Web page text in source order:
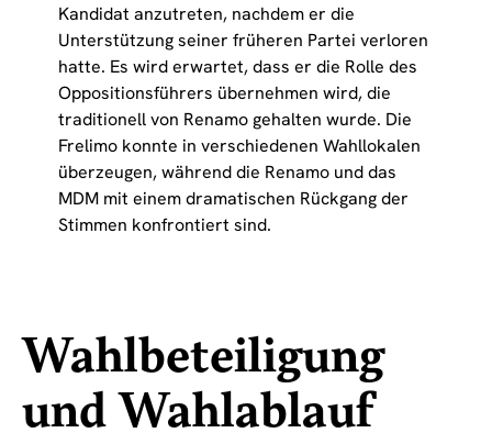
Kandidat anzutreten, nachdem er die
Unterstützung seiner früheren Partei verloren
hatte. Es wird erwartet, dass er die Rolle des
Oppositionsführers übernehmen wird, die
traditionell von Renamo gehalten wurde. Die
Frelimo konnte in verschiedenen Wahllokalen
überzeugen, während die Renamo und das
MDM mit einem dramatischen Rückgang der
Stimmen konfrontiert sind.
Wahlbeteiligung
und Wahlablauf